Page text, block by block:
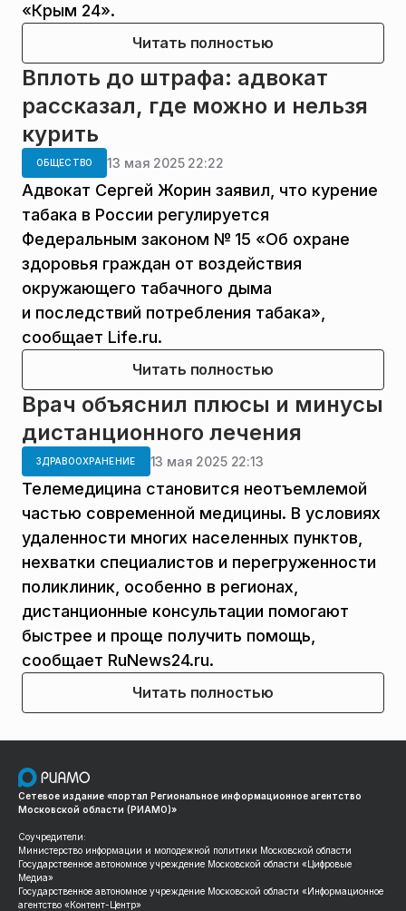
«Крым 24».
Читать полностью
Вплоть до штрафа: адвокат
рассказал, где можно и нельзя
курить
ОБЩЕСТВО 13 мая 2025 22:22
Адвокат Сергей Жорин заявил, что курение
табака в России регулируется
Федеральным законом № 15 «Об охране
здоровья граждан от воздействия
окружающего табачного дыма
и последствий потребления табака»,
сообщает Life.ru.
Читать полностью
Врач объяснил плюсы и минусы
дистанционного лечения
ЗДРАВООХРАНЕНИЕ 13 мая 2025 22:13
Телемедицина становится неотъемлемой
частью современной медицины. В условиях
удаленности многих населенных пунктов,
нехватки специалистов и перегруженности
поликлиник, особенно в регионах,
дистанционные консультации помогают
быстрее и проще получить помощь,
сообщает RuNews24.ru.
Читать полностью
Сетевое издание «портал Региональное информационное агентство
Московской области (РИАМО)»
Соучредители:
Министерство информации и молодежной политики Московской области
Государственное автономное учреждение Московской области «Цифровые
Медиа»
Государственное автономное учреждение Московской области «Информационное
агентство «Контент-Центр»